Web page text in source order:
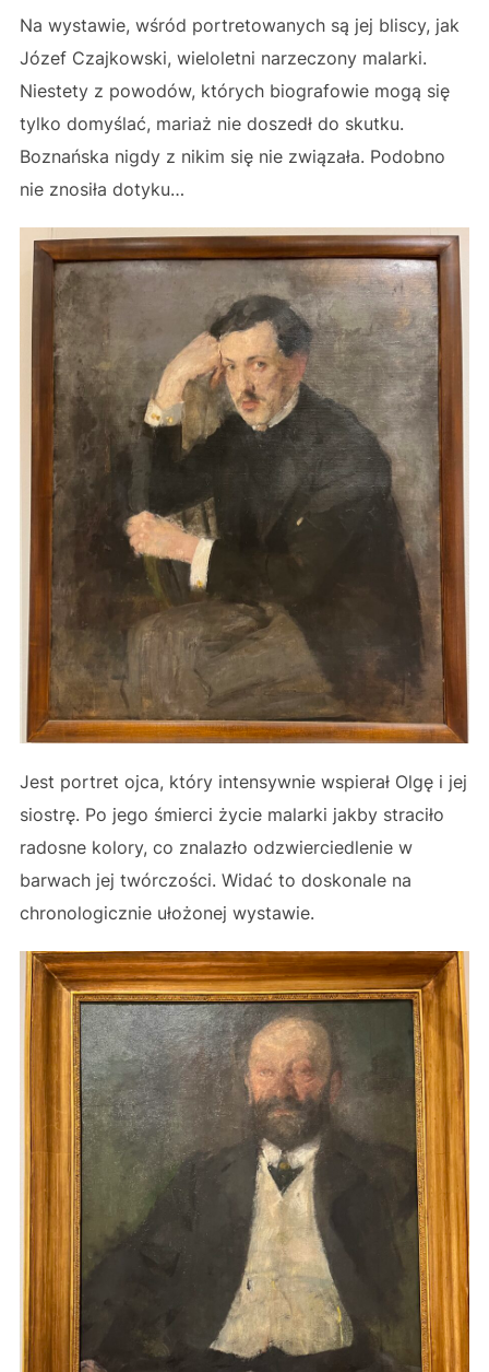
Na wystawie, wśród portretowanych są jej bliscy, jak
Józef Czajkowski, wieloletni narzeczony malarki.
Niestety z powodów, których biografowie mogą się
tylko domyślać, mariaż nie doszedł do skutku.
Boznańska nigdy z nikim się nie związała. Podobno
nie znosiła dotyku…
Jest portret ojca, który intensywnie wspierał Olgę i jej
siostrę. Po jego śmierci życie malarki jakby straciło
radosne kolory, co znalazło odzwierciedlenie w
barwach jej twórczości. Widać to doskonale na
chronologicznie ułożonej wystawie.